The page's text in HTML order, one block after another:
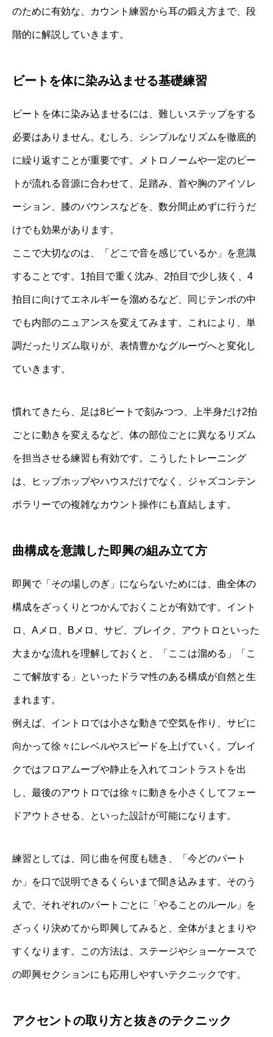
のために有効な、カウント練習から耳の鍛え方まで、段
階的に解説していきます。
ビートを体に染み込ませる基礎練習
ビートを体に染み込ませるには、難しいステップをする
必要はありません。むしろ、シンプルなリズムを徹底的
に繰り返すことが重要です。メトロノームや一定のビー
トが流れる音源に合わせて、足踏み、首や胸のアイソレ
ーション、膝のバウンスなどを、数分間止めずに行うだ
けでも効果があります。
ここで大切なのは、「どこで音を感じているか」を意識
することです。1拍目で重く沈み、2拍目で少し抜く、4
拍目に向けてエネルギーを溜めるなど、同じテンポの中
でも内部のニュアンスを変えてみます。これにより、単
調だったリズム取りが、表情豊かなグルーヴへと変化し
ていきます。
慣れてきたら、足は8ビートで刻みつつ、上半身だけ2拍
ごとに動きを変えるなど、体の部位ごとに異なるリズム
を担当させる練習も有効です。こうしたトレーニング
は、ヒップホップやハウスだけでなく、ジャズコンテン
ポラリーでの複雑なカウント操作にも直結します。
曲構成を意識した即興の組み立て方
即興で「その場しのぎ」にならないためには、曲全体の
構成をざっくりとつかんでおくことが有効です。イント
ロ、Aメロ、Bメロ、サビ、ブレイク、アウトロといった
大まかな流れを理解しておくと、「ここは溜める」「こ
こで解放する」といったドラマ性のある構成が自然と生
まれます。
例えば、イントロでは小さな動きで空気を作り、サビに
向かって徐々にレベルやスピードを上げていく。ブレイ
クではフロアムーブや静止を入れてコントラストを出
し、最後のアウトロでは徐々に動きを小さくしてフェー
ドアウトさせる、といった設計が可能になります。
練習としては、同じ曲を何度も聴き、「今どのパート
か」を口で説明できるくらいまで聞き込みます。そのう
えで、それぞれのパートごとに「やることのルール」を
ざっくり決めてから即興してみると、全体がまとまりや
すくなります。この方法は、ステージやショーケースで
の即興セクションにも応用しやすいテクニックです。
アクセントの取り方と抜きのテクニック